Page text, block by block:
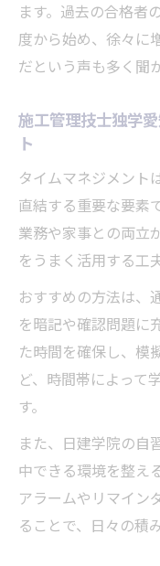
ます。過去の合格者
度から始め、徐々に
だという声も多く聞
施工管理技士独学
ト
タイムマネジメント
直結する重要な要素
業務や家事との両立
をうまく活用する工
おすすめの方法は、
を暗記や確認問題に
た時間を確保し、模
ど、時間帯によって
す。
また、日建学院の自
中できる環境を整え
アラームやリマイン
ることで、日々の積